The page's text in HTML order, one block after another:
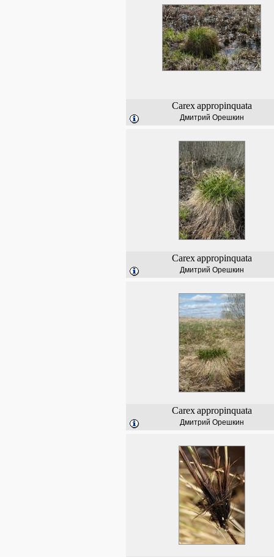
Carex appropinquata
Дмитрий Орешкин
Carex appropinquata
Дмитрий Орешкин
Carex appropinquata
Дмитрий Орешкин